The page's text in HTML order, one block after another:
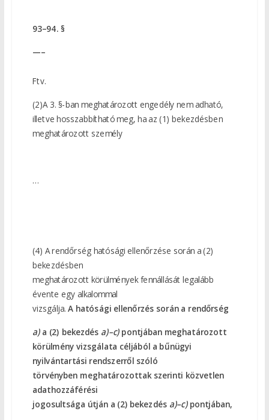
93–94. §
—–
Ftv.
(2)A 3. §-ban meghatározott engedély nem adható,
illetve hosszabbítható meg, ha az (1) bekezdésben
meghatározott személy
…
(4) A rendőrség hatósági ellenőrzése során a (2)
bekezdésben
meghatározott körülmények fennállását legalább
évente egy alkalommal
vizsgálja. A hatósági ellenőrzés során a rendőrség
a)a (2) bekezdés a)–c)pontjában meghatározott
körülmény vizsgálata céljából a bűnügyi
nyilvántartási rendszerről szóló
törvényben meghatározottak szerinti közvetlen
adathozzáférési
jogosultsága útján a (2) bekezdés a)–c)pontjában,